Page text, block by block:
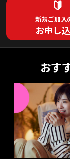
新規ご加入
お申し
おす